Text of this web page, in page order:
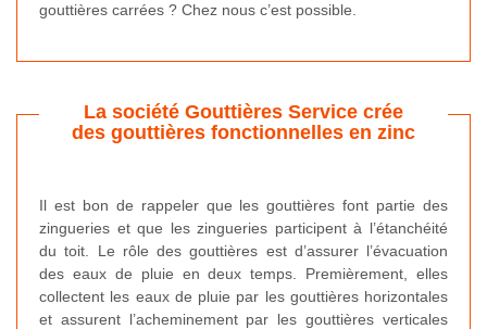
gouttières carrées ? Chez nous c’est possible.
La société Gouttières Service crée
des gouttières fonctionnelles en zinc
Il est bon de rappeler que les gouttières font partie des
zingueries et que les zingueries participent à l’étanchéité
du toit. Le rôle des gouttières est d’assurer l’évacuation
des eaux de pluie en deux temps. Premièrement, elles
collectent les eaux de pluie par les gouttières horizontales
et assurent l’acheminement par les gouttières verticales